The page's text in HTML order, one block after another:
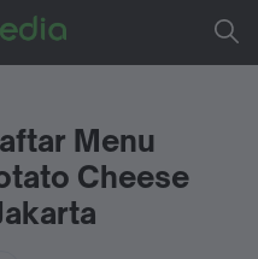
Menu
Cheese